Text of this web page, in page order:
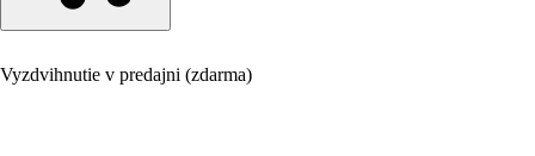
Vyzdvihnutie v predajni (zdarma)